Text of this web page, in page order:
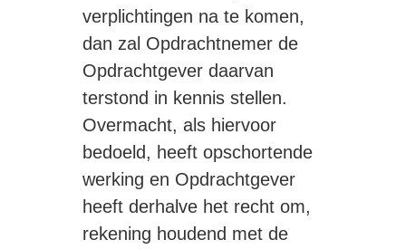
verplichtingen na te komen,
dan zal Opdrachtnemer de
Opdrachtgever daarvan
terstond in kennis stellen.
Overmacht, als hiervoor
bedoeld, heeft opschortende
werking en Opdrachtgever
heeft derhalve het recht om,
rekening houdend met de